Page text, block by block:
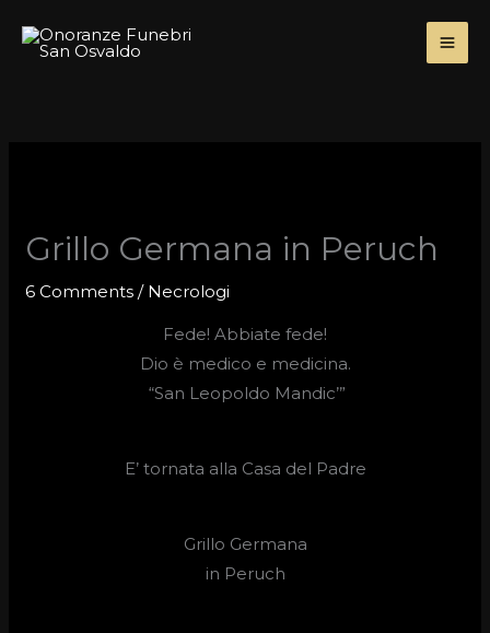
Grillo Germana in Peruch
6 Comments / Necrologi
Fede! Abbiate fede!
Dio è medico e medicina.
“San Leopoldo Mandic’”
E’ tornata alla Casa del Padre
Grillo Germana
in Peruch